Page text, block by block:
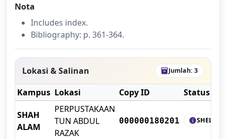
Nota
Includes index.
Bibliography: p. 361-364.
Lokasi & Salinan inventory_2Jumlah: 3
Kampus Lokasi Copy ID Status
SHAH
ALAM
PERPUSTAKAAN
TUN ABDUL
RAZAK
000000180201 infoSHELF